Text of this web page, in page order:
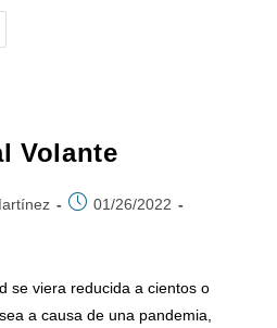
Volante
01/26/2022
se viera reducida a cientos o
a causa de una pandemia,